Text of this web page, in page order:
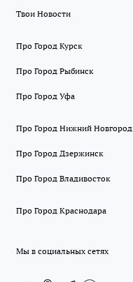
Твои Новости
Про Город Курск
Про Город Рыбинск
Про Город Уфа
Про Город Нижний Новгород
Про Город Дзержинск
Про Город Владивосток
Про Город Краснодара
Мы в социальных сетях